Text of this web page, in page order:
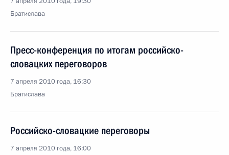
Братислава
Пресс-конференция по итогам российско-
словацких переговоров
7 апреля 2010 года, 16:30
Братислава
Российско-словацкие переговоры
7 апреля 2010 года, 16:00